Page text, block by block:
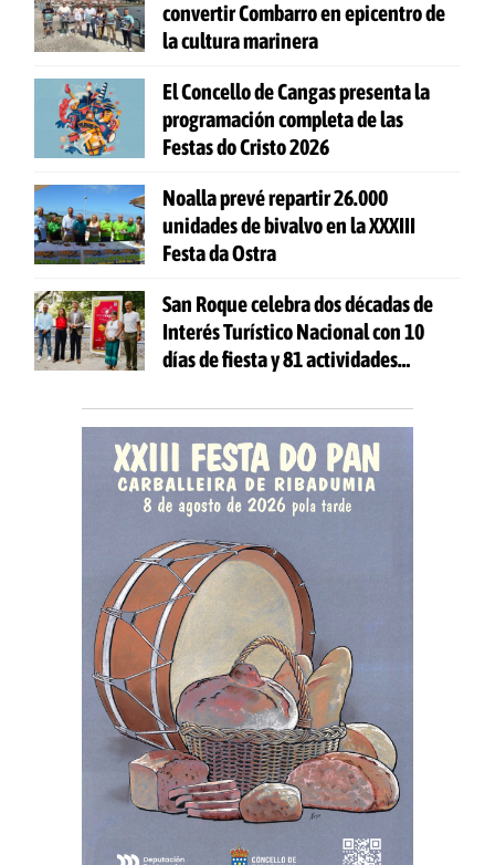
convertir Combarro en epicentro de
la cultura marinera
El Concello de Cangas presenta la
programación completa de las
Festas do Cristo 2026
Noalla prevé repartir 26.000
unidades de bivalvo en la XXXIII
Festa da Ostra
San Roque celebra dos décadas de
Interés Turístico Nacional con 10
días de fiesta y 81 actividades